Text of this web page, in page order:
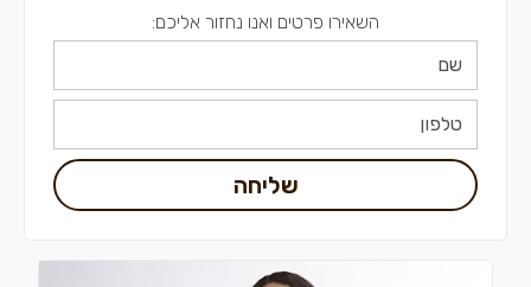
השאירו פרטים ואנו נחזור אליכם:
שליחה